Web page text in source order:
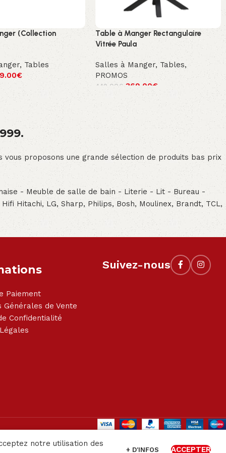
(Collection
, Tables
€
Table à Manger Rectangulaire
Vitrée Paula
Salles à Manger, Tables,
PROMOS
449.00€ 369.00€
vous proposons une grande sélection de produits bas prix
- Meuble de salle de bain - Literie - Lit - Bureau -
Hitachi, LG, Sharp, Philips, Bosh, Moulinex, Brandt, TCL,
Paiement
Générales de Vente
Confidentialité
Suivez-nous
notre utilisation des
+ D'INFOS ACCEPTER